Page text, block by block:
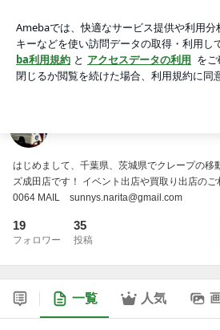
アプリをダウンロードして ブログの更新通
ょう。
はじめまして、千葉県、茨城県でクレープの移
ズ成田店です！ イベント出店や買取り出店の
0064 MAIL sunnys.narita@gmail.com
19
フォロワー
35
投稿
一覧 人気